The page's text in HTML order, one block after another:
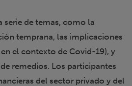
de temas, como la
temprana, las implicaciones
el contexto de Covid-19), y
remedios. Los participantes
del sector privado y del